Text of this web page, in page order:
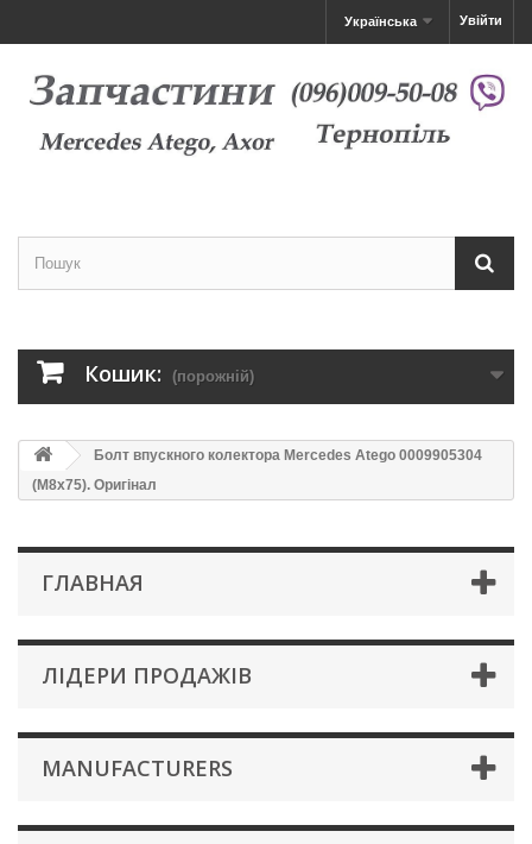
Увійти
Українська
Кошик: (порожній)
Болт впускного колектора Mercedes Atego 0009905304
(M8x75). Оригінал
ГЛАВНАЯ
ЛІДЕРИ ПРОДАЖІВ
MANUFACTURERS